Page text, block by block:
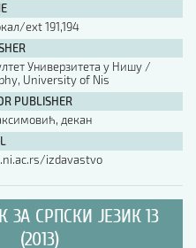
ext 191,194
Универзитета у Нишу /
University of Nis
PUBLISHER
декан
izdavastvo
СРПСКИ ЈЕЗИК 13
(2013)